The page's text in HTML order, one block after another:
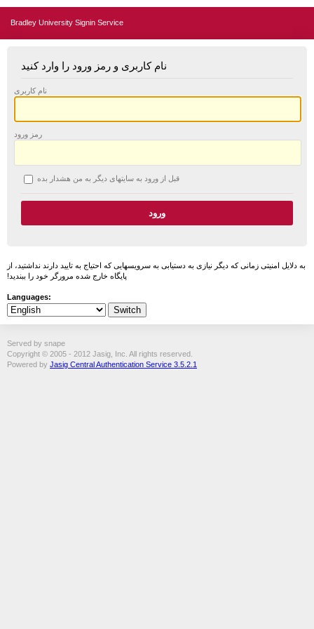
Bradley University Signin Service
نام کاربری و رمز ورود را وارد کنید
نام کاربری
رمز ورود
قبل از ورود به سایتهای دیگر به من هشدار بده
به دلایل امنیتی زمانی که دیگر نیازی به دستیابی به سرویسهایی که احتیاج به تایید دارند نداشتید، از
پایگاه خارج شده مرورگر خود را ببندید!
Languages:
Served by snape
Copyright © 2005 - 2012 Jasig, Inc. All rights reserved.
Powered by Jasig Central Authentication Service 3.5.2.1